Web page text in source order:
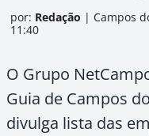
por: Redação | Campos
11:40
O Grupo
Guia de Campos
divulga lista das